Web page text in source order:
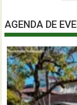
AGENDA DE